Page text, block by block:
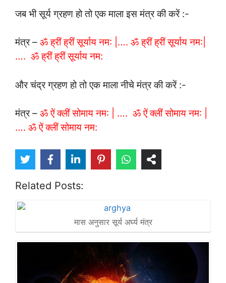
जब भी सूर्य ग्रहण हो तो एक माला इस मंत्र की करें :-
मंत्र – ॐ ह्रीं ह्रीं सूर्याय नम: |…. ॐ ह्रीं ह्रीं सूर्याय नम:|
…. ॐ ह्रीं ह्रीं सूर्याय नम:
और चंद्र ग्रहण हो तो एक माला नीचे मंत्र की करें :-
मंत्र – ॐ ऐं क्लीं सोमाय नम: | …. ॐ ऐं क्लीं सोमाय नम: |
…. ॐ ऐं क्लीं सोमाय नम:
Related Posts:
मास अनुसार सूर्य अर्घ्य मंत्र